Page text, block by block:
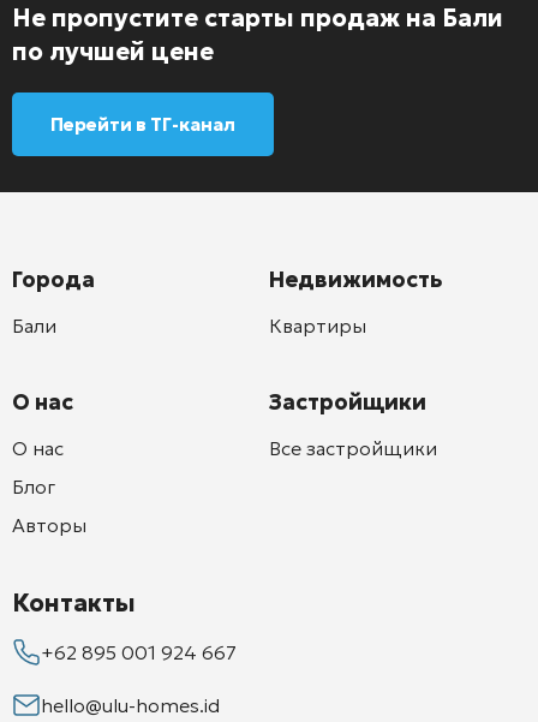
Не пропустите старты продаж на Бали
по лучшей цене
Перейти в ТГ-канал
Города
Бали
О нас
О нас
Блог
Авторы
Недвижимость
Квартиры
Застройщики
Все застройщики
Контакты
+62 895 001 924 667
hello@ulu-homes.id